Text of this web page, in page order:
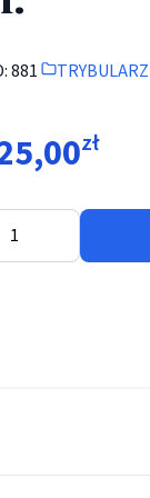
881
zł